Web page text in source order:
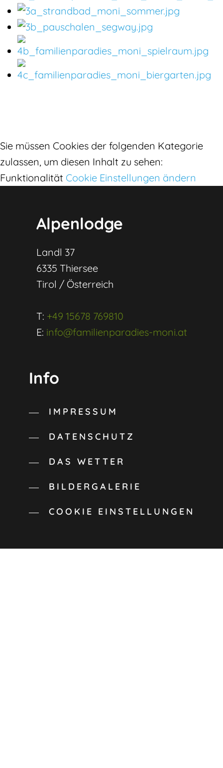
Sie müssen Cookies der folgenden Kategorie
zulassen, um diesen Inhalt zu sehen:
Funktionalität Cookie Einstellungen ändern
Alpenlodge
Landl 37
6335 Thiersee
Tirol / Österreich
T: +49 15678 769810
E: info@familienparadies-moni.at
Info
IMPRESSUM
DATENSCHUTZ
DAS WETTER
BILDERGALERIE
COOKIE EINSTELLUNGEN